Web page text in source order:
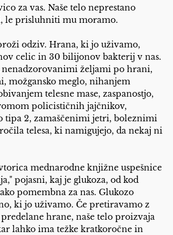
za vas. Naše telo neprestano
le prisluhniti mu moramo.
odziv. Hrana, ki jo uživamo,
celic in 30 bilijonov bakterij v nas.
željami po hrani,
možgansko meglo, nihanjem
telesne mase, zaspanostjo,
policističnih jajčnikov,
tipa 2, zamaščenimi jetri, boleznimi
telesa, ki namigujejo, da nekaj ni
mednarodne knjižne uspešnice
pojasni, kaj je glukoza, od kod
pomembna za nas. Glukozo
ki jo uživamo. Če pretiravamo z
hrane, naše telo proizvaja
lahko ima težke kratkoročne in